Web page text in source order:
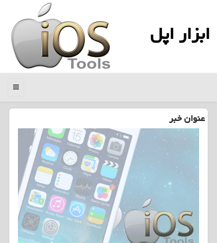
ابزار اپل
منو
عنوان خبر